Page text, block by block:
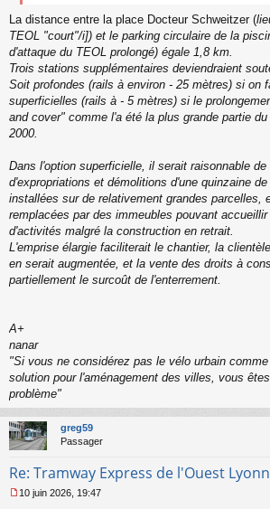
La distance entre la place Docteur Schweitzer (
TEOL "court"/i]) et le parking circulaire de la
d'attaque du TEOL prolongé) égale 1,8 km.
Trois stations supplémentaires deviendraient
Soit profondes (rails à environ - 25 mètres) si on
superficielles (rails à - 5 mètres) si le
and cover" comme l'a été la plus grande partie
2000.
Dans l'option superficielle, il serait raisonnable
d'expropriations et démolitions d'une quinzaine
installées sur de relativement grandes parcelles,
remplacées par des immeubles pouvant
d'activités malgré la construction en retrait.
L'emprise élargie faciliterait le chantier, la
en serait augmentée, et la vente des droits à
partiellement le surcoût de l'enterrement.
A+
nanar
"Si vous ne considérez pas le vélo urbain
solution pour l'aménagement des villes, vous
problème"
greg59
Passager
Re: Tramway Express de l'Ouest
10 juin 2026, 19:47